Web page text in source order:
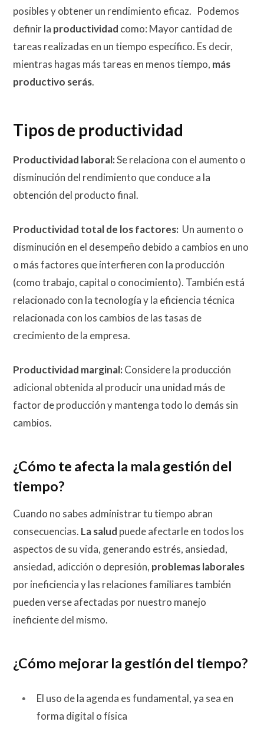
posibles y obtener un rendimiento eficaz. Podemos
definir la productividad como: Mayor cantidad de
tareas realizadas en un tiempo específico. Es decir,
mientras hagas más tareas en menos tiempo, más
productivo serás.
Tipos de productividad
Productividad laboral:Se relaciona con el aumento o
disminución del rendimiento que conduce a la
obtención del producto final.
Productividad total de los factores: Un aumento o
disminución en el desempeño debido a cambios en uno
o más factores que interfieren con la producción
(como trabajo, capital o conocimiento). También está
relacionado con la tecnología y la eficiencia técnica
relacionada con los cambios de las tasas de
crecimiento de la empresa.
Productividad marginal:Considere la producción
adicional obtenida al producir una unidad más de
factor de producción y mantenga todo lo demás sin
cambios.
¿Cómo te afecta la mala gestión del
tiempo?
Cuando no sabes administrar tu tiempo abran
consecuencias. La salud puede afectarle en todos los
aspectos de su vida, generando estrés, ansiedad,
ansiedad, adicción o depresión, problemas laborales
por ineficiencia y las relaciones familiares también
pueden verse afectadas por nuestro manejo
ineficiente del mismo.
¿Cómo mejorar la gestión del tiempo?
El uso de la agenda es fundamental, ya sea en
forma digital o física